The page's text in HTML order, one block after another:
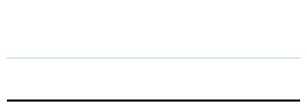
W E T K I